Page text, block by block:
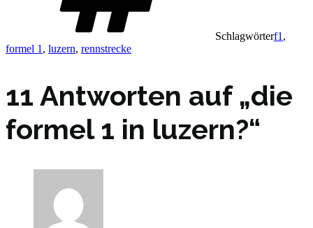
Schlagwörterf1 ,
formel 1 , luzern, rennstrecke
11 Antworten auf „die
formel 1 in luzern?“